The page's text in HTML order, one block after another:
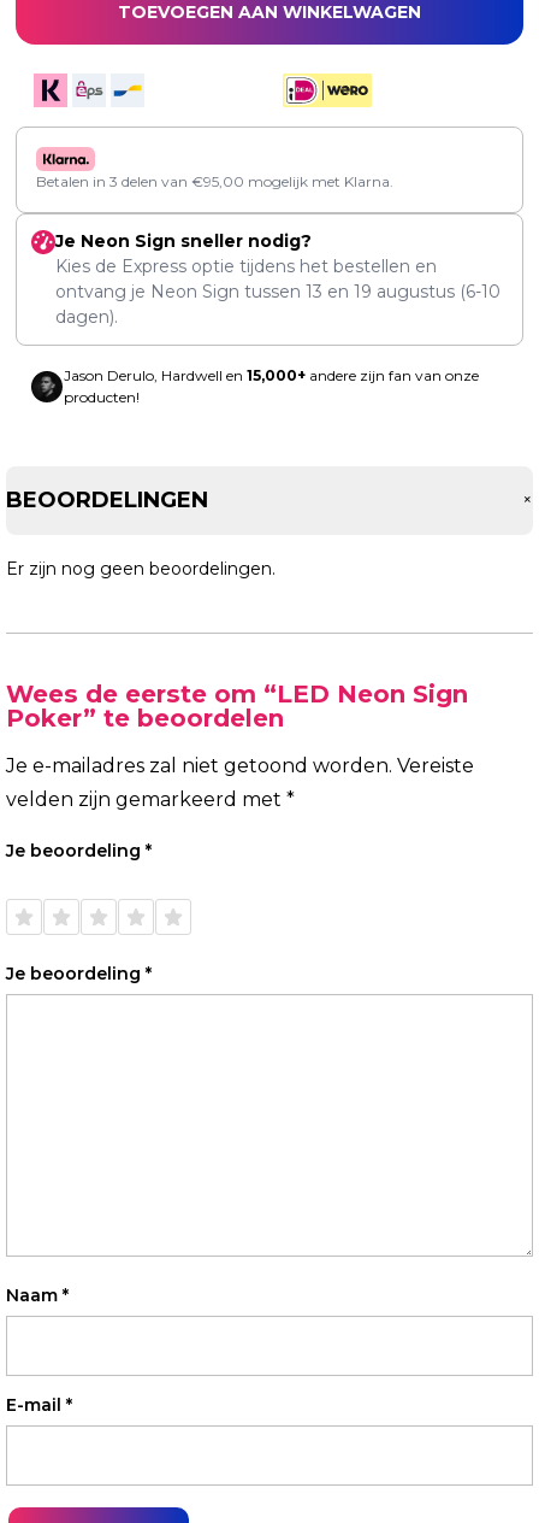
TOEVOEGEN AAN WINKELWAGEN
Betalen in 3 delen van €95,00 mogelijk met Klarna.
Je Neon Sign sneller nodig?
Kies de Express optie tijdens het bestellen en
ontvang je Neon Sign tussen 13 en 19 augustus (6-10
dagen).
Jason Derulo, Hardwell en 15,000+ andere zijn fan van onze
producten!
BEOORDELINGEN +
Er zijn nog geen beoordelingen.
Wees de eerste om “LED Neon Sign
Poker” te beoordelen
Je e-mailadres zal niet getoond worden. Vereiste
velden zijn gemarkeerd met *
Je beoordeling *
de 5
de 5
de 5
de 5
de 5
Je beoordeling *
Naam *
E-mail *